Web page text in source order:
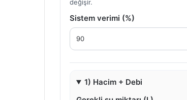
değişir.
Sistem verimi (%)
1) Hacim + Debi